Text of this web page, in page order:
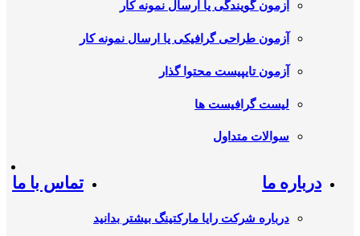
آزمون گویندگی یا ارسال نمونه کار
آزمون طراحی گرافیکی یا ارسال نمونه کار
آزمون تایپیست محتوا گذار
لیست گرافیست ها
سوالات متداول
درباره ما
درباره شرکت رایا مارکتینگ بیشتر بدانید
تماس با ما